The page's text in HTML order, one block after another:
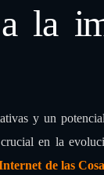
la
y un
crucial en la